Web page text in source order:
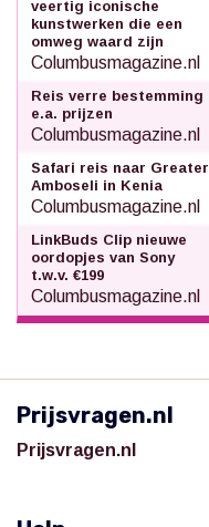
veertig iconische
kunstwerken die een
omweg waard zijn
Columbusmagazine.nl
Reis verre bestemming
e.a. prijzen
Columbusmagazine.nl
Safari reis naar Greater
Amboseli in Kenia
Columbusmagazine.nl
LinkBuds Clip nieuwe
oordopjes van Sony
t.w.v. €199
Columbusmagazine.nl
Prijsvragen.nl
Prijsvragen.nl